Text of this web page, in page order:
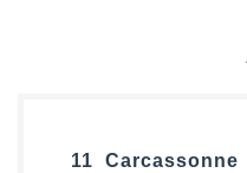
11